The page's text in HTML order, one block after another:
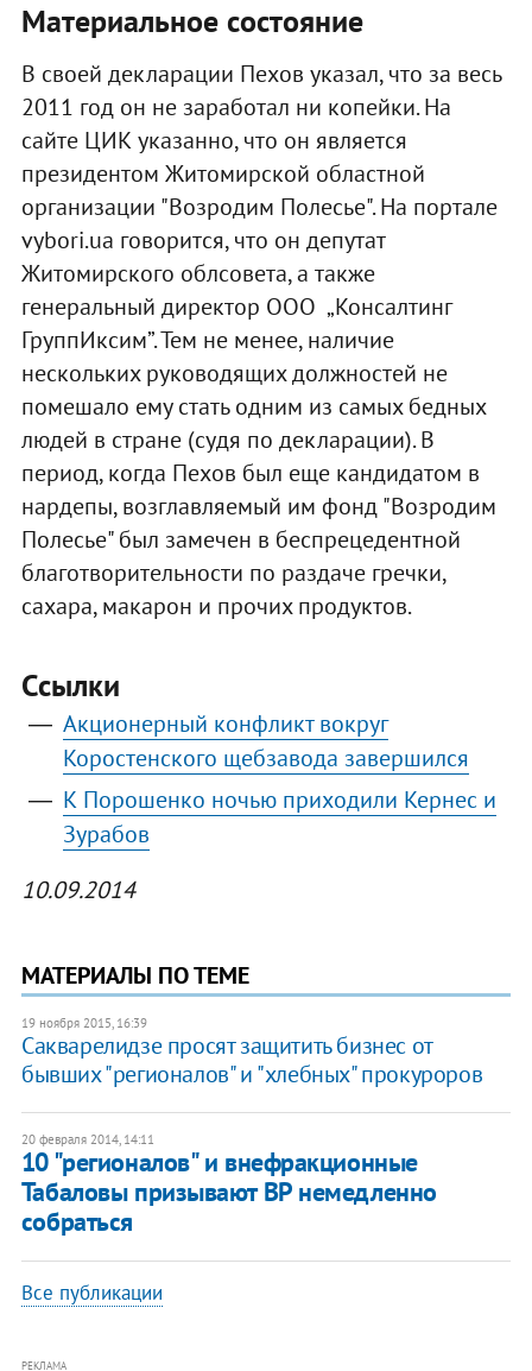
Материальное состояние
В своей декларации Пехов указал, что за весь
2011 год он не заработал ни копейки. На
сайте ЦИК указанно, что он является
президентом Житомирской областной
организации "Возродим Полесье". На портале
vybori.ua говорится, что он депутат
Житомирского облсовета, а также
генеральный директор ООО „Консалтинг
ГруппИксим”. Тем не менее, наличие
нескольких руководящих должностей не
помешало ему стать одним из самых бедных
людей в стране (судя по декларации). В
период, когда Пехов был еще кандидатом в
нардепы, возглавляемый им фонд "Возродим
Полесье" был замечен в беспрецедентной
благотворительности по раздаче гречки,
сахара, макарон и прочих продуктов.
Ссылки
Акционерный конфликт вокруг
Коростенского щебзавода завершился
К Порошенко ночью приходили Кернес и
Зурабов
10.09.2014
МАТЕРИАЛЫ ПО ТЕМЕ
19 ноября 2015, 16:39
Сакварелидзе просят защитить бизнес от
бывших "регионалов" и "хлебных" прокуроров
20 февраля 2014, 14:11
10 "регионалов" и внефракционные
Табаловы призывают ВР немедленно
собраться
Все публикации
РЕКЛАМА